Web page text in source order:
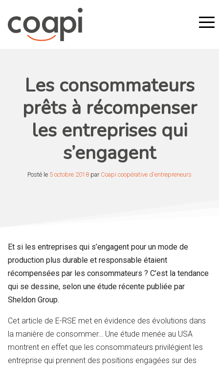
Les consommateurs
prêts à récompenser
les entreprises qui
s’engagent
Posté le 5 octobre 2018 par Coapi coopérative d'entrepreneurs
Et si les entreprises qui s’engagent pour un mode de
production plus durable et responsable étaient
récompensées par les consommateurs ? C’est la tendance
qui se dessine, selon une étude récente publiée par
Sheldon Group.
Cet article de E-RSE met en évidence des évolutions dans
la manière de consommer… Une étude menée au USA
montrent en effet que les consommateurs privilégient les
entreprise qui prennent des positions engagées sur des